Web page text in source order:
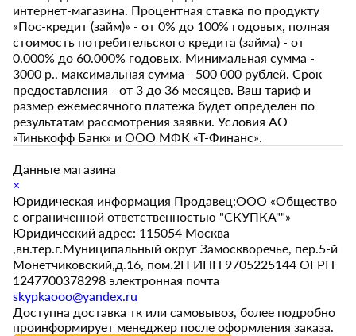
интернет-магазина. Процентная ставка по продукту
«Пос-кредит (займ)» - от 0% до 100% годовых, полная
стоимость потребительского кредита (займа) - от
0.000% до 60.000% годовых. Минимальная сумма -
3000 р., максимальная сумма - 500 000 рублей. Срок
предоставления - от 3 до 36 месяцев. Ваш тариф и
размер ежемесячного платежа будет определен по
результатам рассмотрения заявки. Условия АО
«Тинькофф Банк» и ООО МФК «Т-Финанс».
Данные магазина
×
Юридическая информация Продавец:ООО «Общество
с ограниченной ответственностью "СКУПКА""»
Юридический адрес: 115054 Москва
,вн.тер.г.Муниципальный округ Замоскворечье, пер.5-й
Монетчиковский,д.16, пом.2П ИНН 9705225144 ОГРН
1247700378298 электронная почта
skypkaooo@yandex.ru
Доступна доставка тк или самовывоз, более подробно
проинформирует менеджер после оформления заказа.